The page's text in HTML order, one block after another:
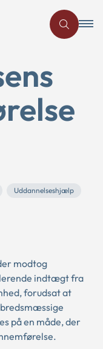
Uddannelseshjælp
modtog
indtægt fra
forudsat at
på en måde, der